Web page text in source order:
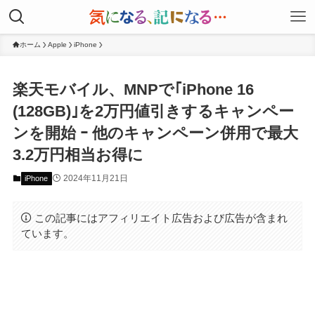
ホーム Apple iPhone
楽天モバイル、MNPで｢iPhone 16
(128GB)｣を2万円値引きするキャンペー
ンを開始 ｰ 他のキャンペーン併用で最大
3.2万円相当お得に
iPhone 2024年11月21日
この記事にはアフィリエイト広告および広告が含まれ
ています。